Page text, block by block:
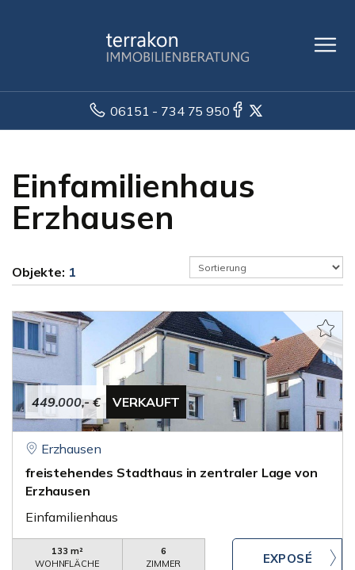
06151 - 734 75 950
Einfamilienhaus
Erzhausen
Objekte: 1
449.000,- € VERKAUFT
Erzhausen
freistehendes Stadthaus in zentraler Lage von
Erzhausen
Einfamilienhaus
133 m²
WOHNFLÄCHE
6
ZIMMER